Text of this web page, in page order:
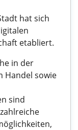
hat sich
etabliert.
in der
Handel sowie
sind